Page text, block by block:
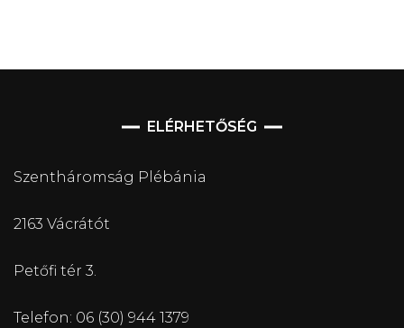
ELÉRHETŐSÉG
Szentháromság Plébánia
2163 Vácrátót
Petőfi tér 3.
Telefon: 06 (30) 944 1379